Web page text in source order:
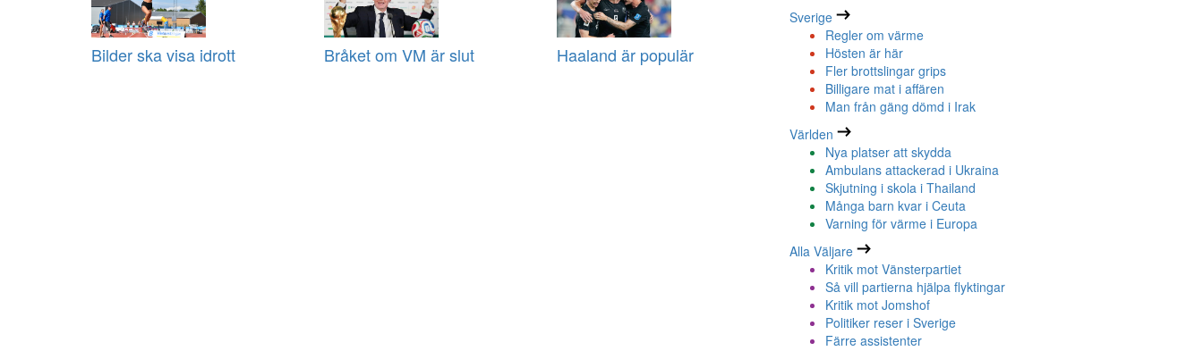
Bilder ska visa idrott Bråket om VM är slut Haaland är populär
Sverige
Regler om värme
Hösten är här
Fler brottslingar grips
Billigare mat i affären
Man från gäng dömd i Irak
Världen
Nya platser att skydda
Ambulans attackerad i Ukraina
Skjutning i skola i Thailand
Många barn kvar i Ceuta
Varning för värme i Europa
Alla Väljare
Kritik mot Vänsterpartiet
Så vill partierna hjälpa flyktingar
Kritik mot Jomshof
Politiker reser i Sverige
Färre assistenter